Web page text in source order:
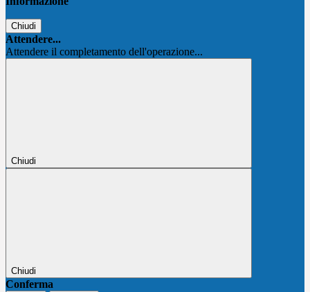
Chiudi
Attendere...
Attendere il completamento dell'operazione...
Chiudi
Chiudi
Conferma